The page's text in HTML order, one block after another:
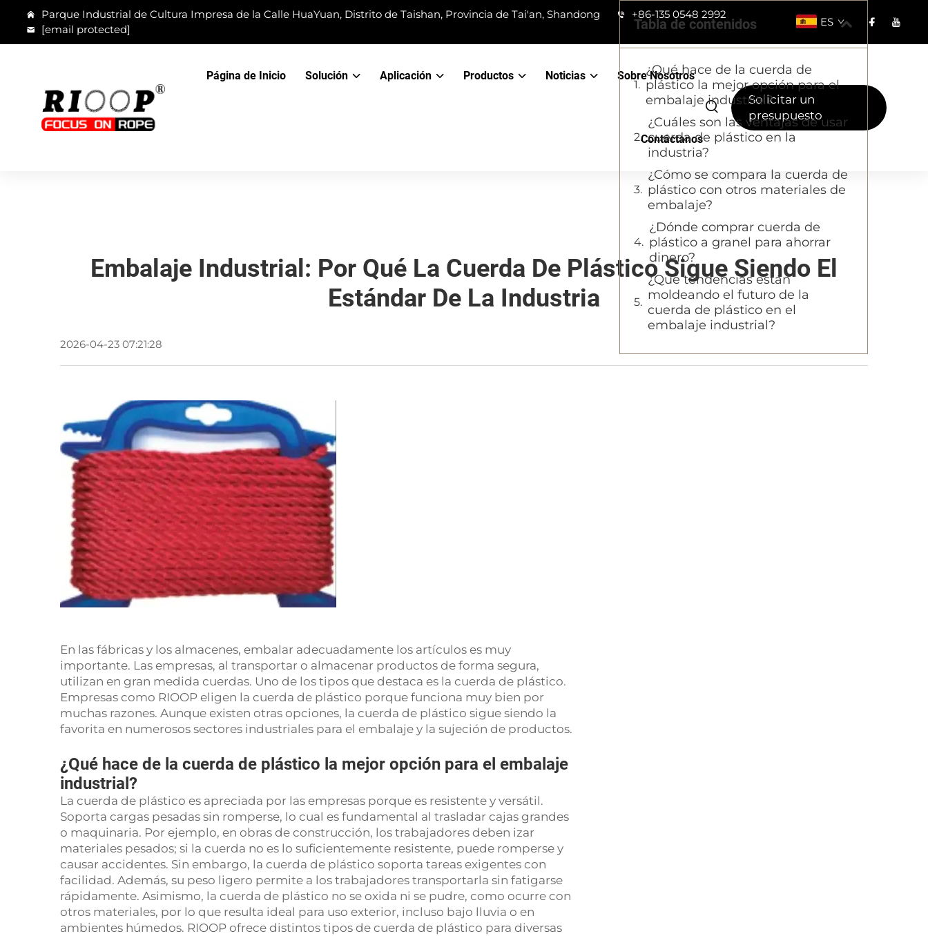
Parque Industrial de Cultura Impresa de la Calle HuaYuan, Distrito de Taishan, Provincia de Tai'an, Shandong
+86-135 0548 2992
[email protected]
ES
Página de Inicio Solución Aplicación Productos Noticias Sobre Nosotros
Contáctanos
Solicitar un
presupuesto
Embalaje Industrial: Por Qué La Cuerda De Plástico Sigue Siendo El
Estándar De La Industria
2026-04-23 07:21:28
En las fábricas y los almacenes, embalar adecuadamente los artículos es muy
importante. Las empresas, al transportar o almacenar productos de forma segura,
utilizan en gran medida cuerdas. Uno de los tipos que destaca es la cuerda de plástico.
Empresas como RIOOP eligen la cuerda de plástico porque funciona muy bien por
muchas razones. Aunque existen otras opciones, la cuerda de plástico sigue siendo la
favorita en numerosos sectores industriales para el embalaje y la sujeción de productos.
¿Qué hace de la cuerda de plástico la mejor opción para el embalaje
industrial?
La cuerda de plástico es apreciada por las empresas porque es resistente y versátil.
Soporta cargas pesadas sin romperse, lo cual es fundamental al trasladar cajas grandes
o maquinaria. Por ejemplo, en obras de construcción, los trabajadores deben izar
materiales pesados; si la cuerda no es lo suficientemente resistente, puede romperse y
causar accidentes. Sin embargo, la cuerda de plástico soporta tareas exigentes con
facilidad. Además, su peso ligero permite a los trabajadores transportarla sin fatigarse
rápidamente. Asimismo, la cuerda de plástico no se oxida ni se pudre, como ocurre con
otros materiales, por lo que resulta ideal para uso exterior, incluso bajo lluvia o en
ambientes húmedos. RIOOP ofrece distintos tipos de cuerda de plástico para diversas
Tabla de contenidos
¿Qué hace de la cuerda de
plástico la mejor opción para el
embalaje industrial?
¿Cuáles son las ventajas de usar
cuerda de plástico en la
industria?
¿Cómo se compara la cuerda de
plástico con otros materiales de
embalaje?
¿Dónde comprar cuerda de
plástico a granel para ahorrar
dinero?
¿Qué tendencias están
moldeando el futuro de la
cuerda de plástico en el
embalaje industrial?